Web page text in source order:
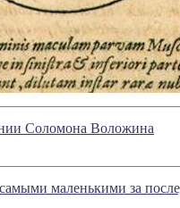
Соломона Воложина
маленькими за